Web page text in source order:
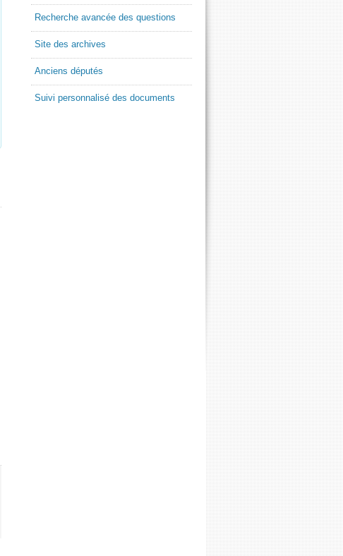
Recherche avancée des questions
Site des archives
Anciens députés
Suivi personnalisé des documents